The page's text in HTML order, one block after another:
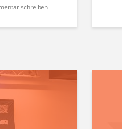
schreiben